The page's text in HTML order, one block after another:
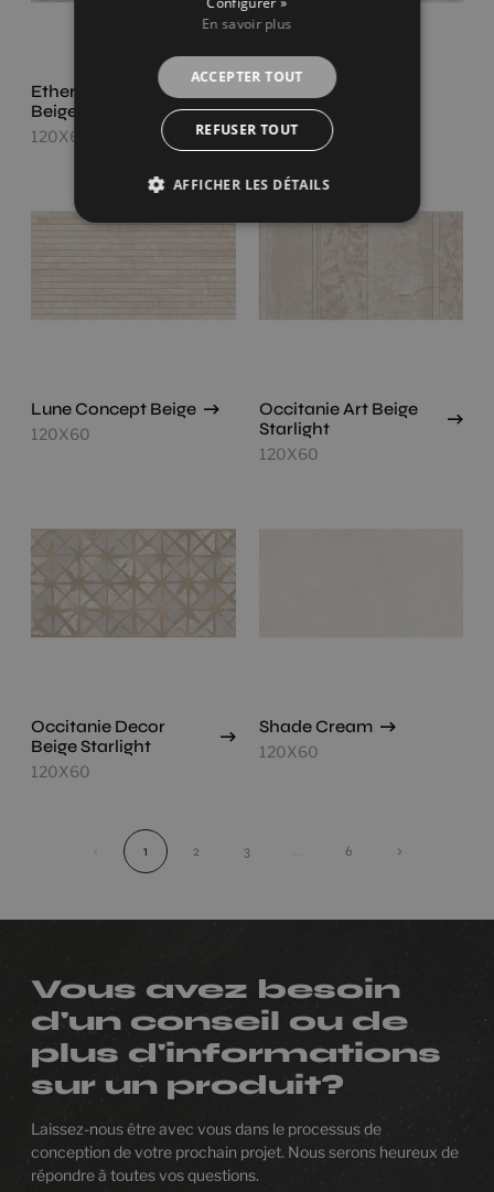
Ethereal Concept
Beige
120X60
Lune Beige
120X60
Lune Concept Beige
120X60
Occitanie Art Beige
Starlight
120X60
Occitanie Decor
Beige Starlight
120X60
Shade Cream
120X60
1 2 3 6 ›
Vous avez besoin
d'un conseil ou de
plus d'informations
sur un produit?
Laissez-nous être avec vous dans le processus de
conception de votre prochain projet. Nous serons heureux de
répondre à toutes vos questions.
En savoir plus
ACCEPTER TOUT
REFUSER TOUT
AFFICHER LES DÉTAILS